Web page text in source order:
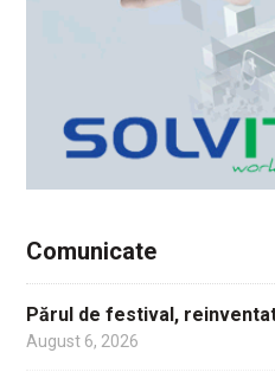
Comunicate
Părul de festival,
August 6, 2026